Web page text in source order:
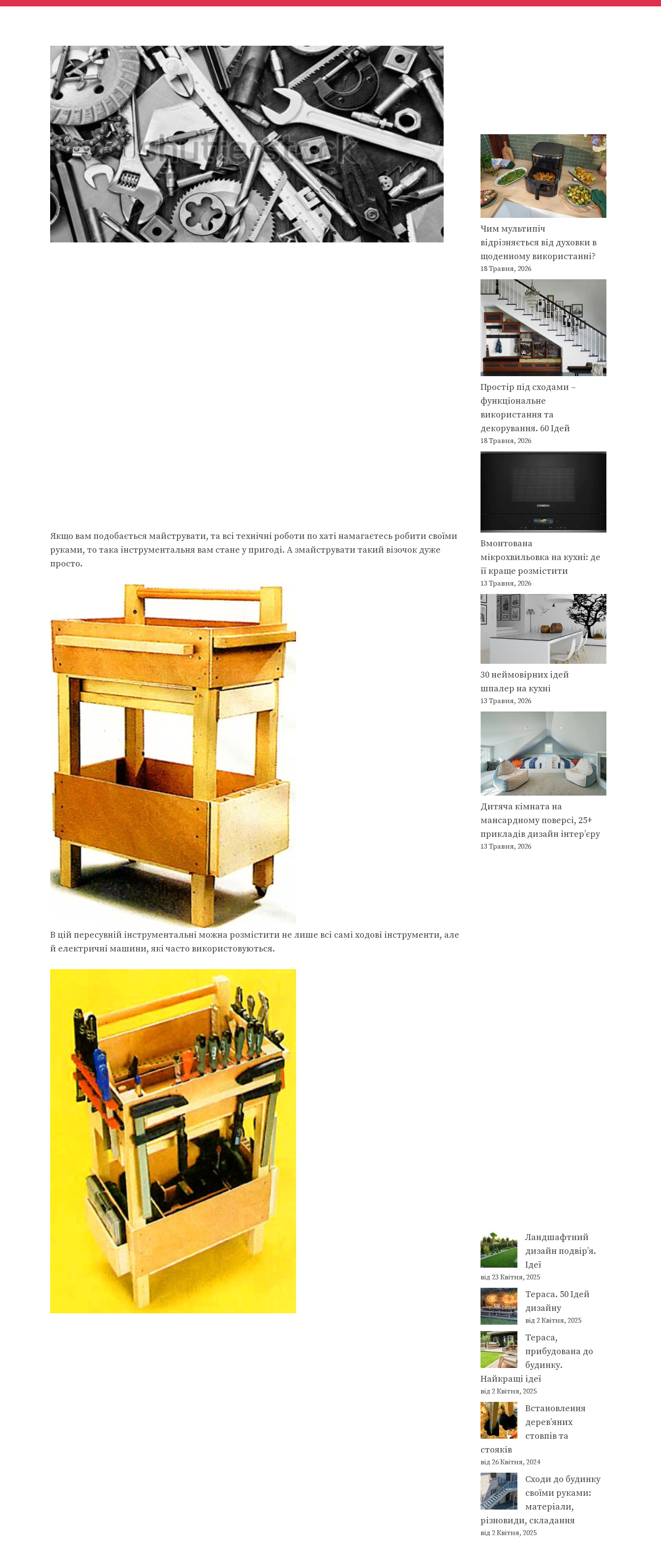
Якщо вам подобається майструвати, та всі технічні роботи по хаті намагаєтесь робити своїми
руками, то така інструментальня вам стане у пригоді. А змайструвати такий візочок дуже
просто.
В цій пересувній інструментальні можна розмістити не лише всі самі ходові інструменти, але
й електричні машини, які часто використовуються.
Чим мультипіч
відрізняється від духовки в
щоденному використанні?
18 Травня, 2026
Простір під сходами –
функціональне
використання та
декорування. 60 Ідей
18 Травня, 2026
Вмонтована
мікрохвильовка на кухні: де
її краще розмістити
13 Травня, 2026
30 неймовірних ідей
шпалер на кухні
13 Травня, 2026
Дитяча кімната на
мансардному поверсі, 25+
прикладів дизайн інтер’єру
13 Травня, 2026
Ландшафтний
дизайн подвір’я.
Ідеї
від 23 Квітня, 2025
Тераса. 50 Ідей
дизайну
від 2 Квітня, 2025
Тераса,
прибудована до
будинку.
Найкращі ідеї
від 2 Квітня, 2025
Встановлення
дерев’яних
стовпів та
стояків
від 26 Квітня, 2024
Сходи до будинку
своїми руками:
матеріали,
різновиди, складання
від 2 Квітня, 2025